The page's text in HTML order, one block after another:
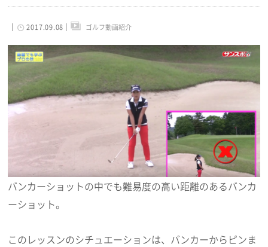
2017.09.08 ゴルフ動画紹介
バンカーショットの中でも難易度の高い距離のあるバンカ
ーショット。
このレッスンのシチュエーションは、バンカーからピンま